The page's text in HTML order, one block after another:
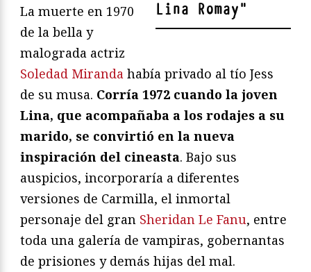
Lina Romay"
La muerte en 1970
de la bella y
malograda actriz
Soledad Miranda había privado al tío Jess
de su musa. Corría 1972 cuando la joven
Lina, que acompañaba a los rodajes a su
marido, se convirtió en la nueva
inspiración del cineasta. Bajo sus
auspicios, incorporaría a diferentes
versiones de Carmilla, el inmortal
personaje del gran Sheridan Le Fanu, entre
toda una galería de vampiras, gobernantas
de prisiones y demás hijas del mal.